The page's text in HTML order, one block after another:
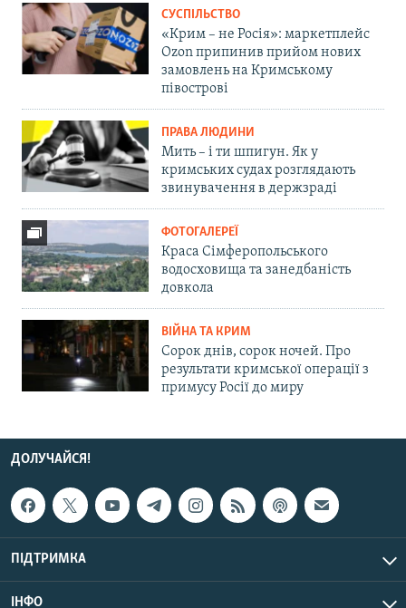
СУСПІЛЬСТВО
«Крим – не Росія»: маркетплейс
Ozon припинив прийом нових
замовлень на Кримському
півострові
ПРАВА ЛЮДИНИ
Мить – і ти шпигун. Як у
кримських судах розглядають
звинувачення в держзраді
ФОТОГАЛЕРЕЇ
Краса Сімферопольського
водосховища та занедбаність
довкола
ВІЙНА ТА КРИМ
Сорок днів, сорок ночей. Про
результати кримської операції з
примусу Росії до миру
ДОЛУЧАЙСЯ!
ПІДТРИМКА
ІНФО